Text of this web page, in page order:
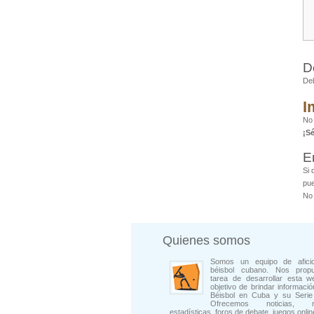
Si
Quienes somos
Somos un equipo de
béisbol cubano. Nos
tarea de desarrollar esta
objetivo de brindar
Béisbol en Cuba y su Serie
Ofrecemos noticias,
estadísticas, foros de debate, juegos